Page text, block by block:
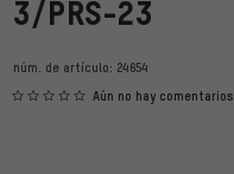
3/PRS-23
núm. de artículo: 24654
Aún no hay comentarios